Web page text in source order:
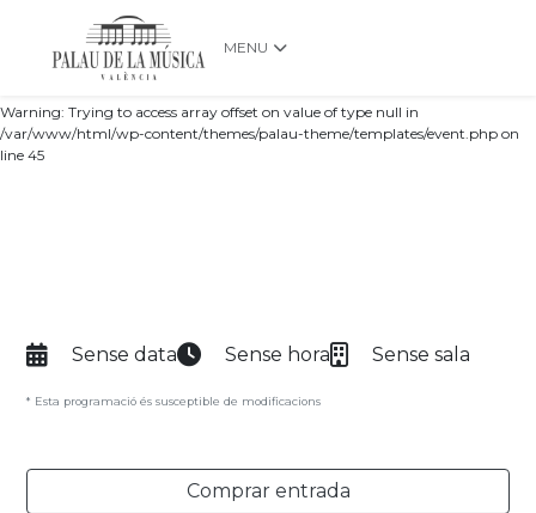
MENU
Warning: Trying to access array offset on value of type null in
/var/www/html/wp-content/themes/palau-theme/templates/event.php on
line 45
Sense data Sense hora Sense sala
* Esta programació és susceptible de modificacions
Comprar entrada